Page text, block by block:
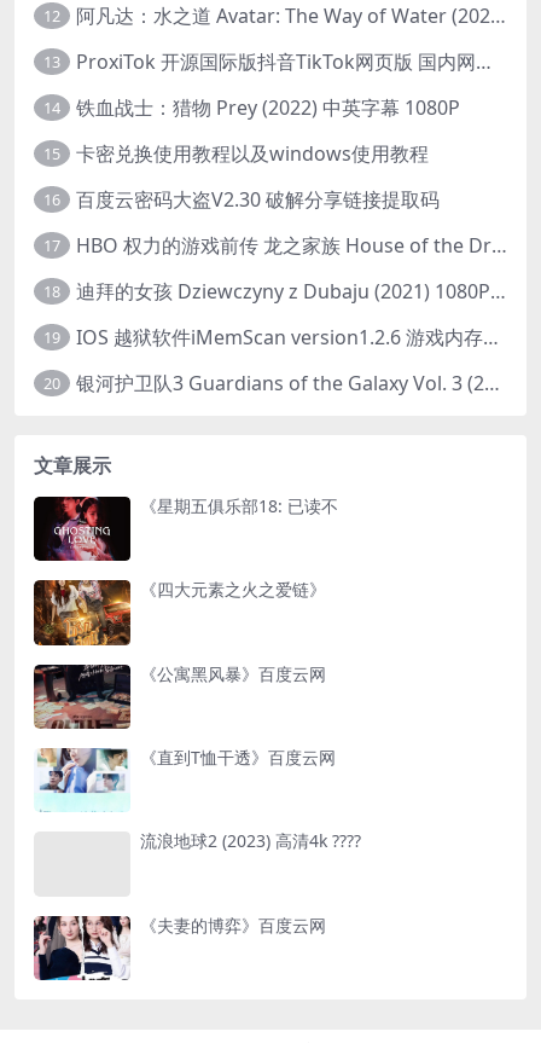
12 阿凡达：水之道 Avatar: The Way of Water (2022) 1080p 2k 4k 中文字幕
13 ProxiTok 开源国际版抖音TikTok网页版 国内网络直连
14 铁血战士：猎物 Prey (2022) 中英字幕 1080P
15 卡密兑换使用教程以及windows使用教程
16 百度云密码大盗V2.30 破解分享链接提取码
17 HBO 权力的游戏前传 龙之家族 House of the Dragon (2022) 中字 1080P 更新4集
18 迪拜的女孩 Dziewczyny z Dubaju (2021) 1080P 中字
19 IOS 越狱软件iMemScan version1.2.6 游戏内存修改器
20 银河护卫队3 Guardians of the Galaxy Vol. 3 (2023)4K高清资源1080p只分享精品
文章展示
《星期五俱乐部18: 已读不
《四大元素之火之爱链》
《公寓黑风暴》百度云网
《直到T恤干透》百度云网
流浪地球2 (2023) 高清4k ????
《夫妻的博弈》百度云网